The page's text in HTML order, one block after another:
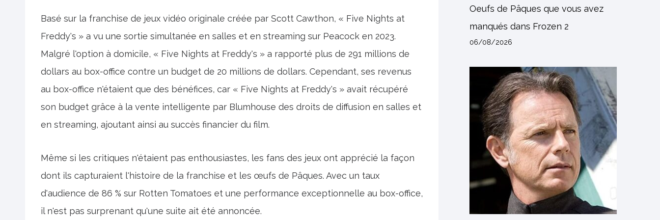
Basé sur la franchise de jeux vidéo originale créée par Scott Cawthon, « Five Nights at
Freddy's » a vu une sortie simultanée en salles et en streaming sur Peacock en 2023.
Malgré l'option à domicile, « Five Nights at Freddy's » a rapporté plus de 291 millions de
dollars au box-office contre un budget de 20 millions de dollars. Cependant, ses revenus
au box-office n'étaient que des bénéfices, car « Five Nights at Freddy's » avait récupéré
son budget grâce à la vente intelligente par Blumhouse des droits de diffusion en salles et
en streaming, ajoutant ainsi au succès financier du film.
Même si les critiques n'étaient pas enthousiastes, les fans des jeux ont apprécié la façon
dont ils capturaient l'histoire de la franchise et les œufs de Pâques. Avec un taux
d'audience de 86 % sur Rotten Tomatoes et une performance exceptionnelle au box-office,
il n'est pas surprenant qu'une suite ait été annoncée.
Oeufs de Pâques que vous avez
manqués dans Frozen 2
06/08/2026